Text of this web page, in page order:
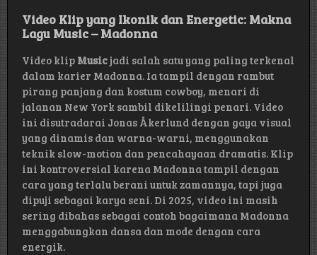
Video Klip yang Ikonik dan Energetic: Makna
Lagu Music – Madonna
Video klip Musicjadi salah satu yang paling terkenal
dalam karier Madonna. Ia tampil dengan rambut
pirang panjang dan kostum cowboy, menari di
jalanan New York sambil dikelilingi penari. Video
ini disutradarai Jonas Åkerlund dengan gaya visual
yang dinamis dan warna-warni, menggunakan
teknik slow-motion dan pencahayaan dramatis. Klip
ini kontroversial karena Madonna tampil dengan
cara yang terlalu berani untuk zamannya, tapi juga
dipuji sebagai karya seni. Di 2025, video ini masih
sering dibahas sebagai contoh bagaimana Madonna
menggabungkan dansa dan mode dengan cara
energik.